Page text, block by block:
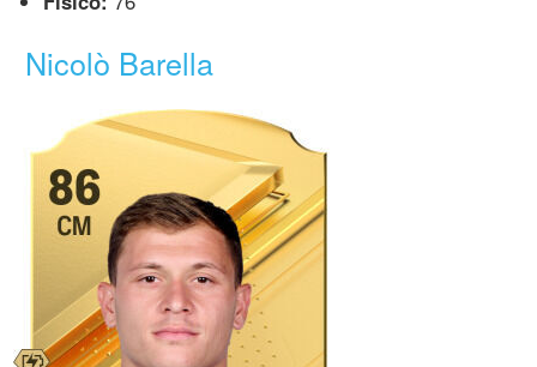
Nicolò Barella